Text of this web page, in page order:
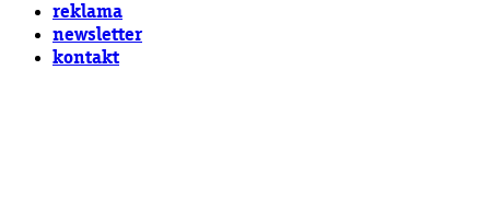
reklama
newsletter
kontakt